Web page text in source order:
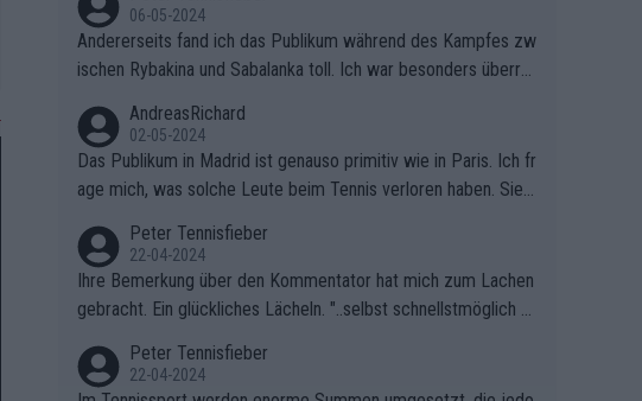
06-05-2024
Andererseits fand ich das Publikum während des Kampfes zw
ischen Rybakina und Sabalanka toll. Ich war besonders überras
AndreasRichard
02-05-2024
Das Publikum in Madrid ist genauso primitiv wie in Paris. Ich fr
age mich, was solche Leute beim Tennis verloren haben. Sie s
ben.
Peter Tennisfieber
22-04-2024
Ihre Bemerkung über den Kommentator hat mich zum Lachen
gebracht. Ein glückliches Lächeln. "..selbst schnellstmöglich na
Peter Tennisfieber
22-04-2024